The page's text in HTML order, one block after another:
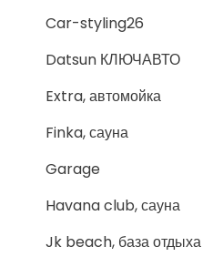
Car-styling26
Datsun КЛЮЧАВТО
Extra, автомойка
Finka, сауна
Garage
Havana club, сауна
Jk beach, база отдыха